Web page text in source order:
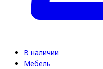
В наличии
Мебель